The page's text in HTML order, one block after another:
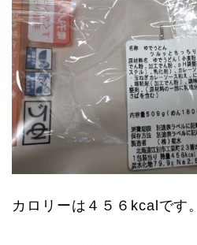
カロリーは４５６kcalです。